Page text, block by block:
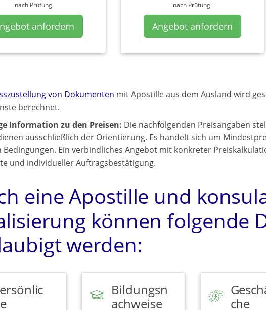
nach Prüfung.
anfordern
nach Prüfung.
Angebot anfordern
von Dokumenten mit Apostille aus dem Ausland wird
berechnet.
Information zu den Preisen: Die nachfolgenden Preisangaben
ausschließlich der Orientierung. Es handelt sich um
Bedingungen. Ein verbindliches Angebot mit konkreter
und individueller Auftragsbestätigung.
eine Apostille und
können folgende
werden:
Bildungsn
achweise
che